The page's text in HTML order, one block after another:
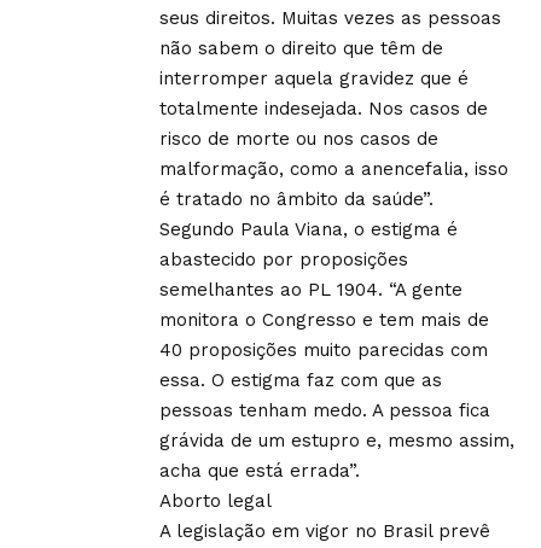
seus direitos. Muitas vezes as pessoas
não sabem o direito que têm de
interromper aquela gravidez que é
totalmente indesejada. Nos casos de
risco de morte ou nos casos de
malformação, como a anencefalia, isso
é tratado no âmbito da saúde”.
Segundo Paula Viana, o estigma é
abastecido por proposições
semelhantes ao PL 1904. “A gente
monitora o Congresso e tem mais de
40 proposições muito parecidas com
essa. O estigma faz com que as
pessoas tenham medo. A pessoa fica
grávida de um estupro e, mesmo assim,
acha que está errada”.
Aborto legal
A legislação em vigor no Brasil prevê